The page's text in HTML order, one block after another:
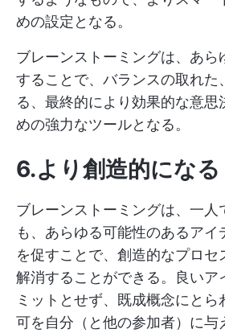
めの設定となる。
ブレーンストーミングは、あら
することで、バランスの取れた
る、最終的により効果的な意思
めの強力なツールとなる。
6.より創造的になる
ブレーンストーミングは、一人
も、あらゆる可能性のあるアイ
を促すことで、創造的なプロセ
解消することができる。良いア
ミットとせず、既成概念にと
可を自分（と他の参加者）に与